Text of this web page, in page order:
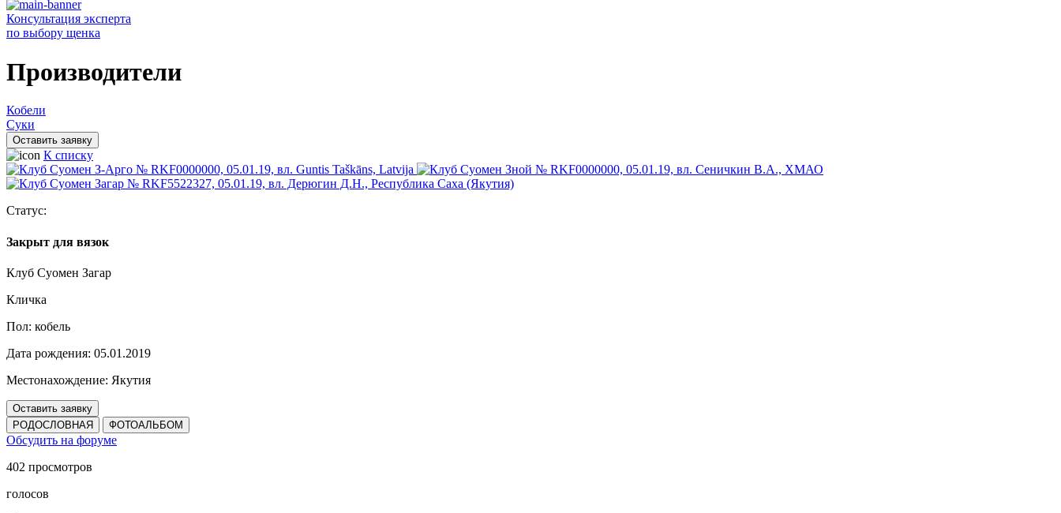
Консультация эксперта
по выбору щенка
Производители
Кобели
Суки
Оставить заявку
К списку
Статус:
Закрыт для вязок
Клуб Суомен Загар
Кличка
Пол: кобель
Дата рождения: 05.01.2019
Местонахождение: Якутия
Оставить заявку
РОДОСЛОВНАЯ
ФОТОАЛЬБОМ
Обсудить на форуме
402 просмотров
голосов